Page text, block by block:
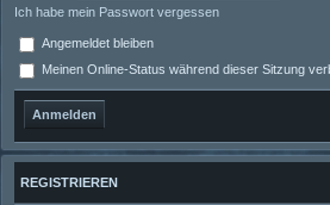
Ich habe mein Passwort vergessen
Angemeldet bleiben
Meinen Online-Status während dieser Sitzung
REGISTRIEREN